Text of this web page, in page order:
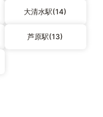
大清水駅(14)
芦原駅(13)